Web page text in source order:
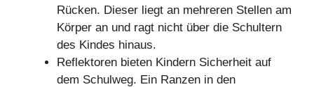
Rücken. Dieser liegt an mehreren Stellen am
Körper an und ragt nicht über die Schultern
des Kindes hinaus.
Reflektoren bieten Kindern Sicherheit auf
dem Schulweg. Ein Ranzen in den